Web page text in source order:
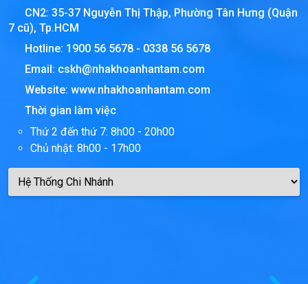
CN2: 35-37 Nguyễn Thị Thập, Phường Tân Hưng (Quận
7 cũ), Tp.HCM
Hotline: 1900 56 5678 - 0338 56 5678
Email: cskh@nhakhoanhantam.com
Website: www.nhakhoanhantam.com
Thời gian làm việc
Thứ 2 đến thứ 7: 8h00 - 20h00
Chủ nhật: 8h00 - 17h00